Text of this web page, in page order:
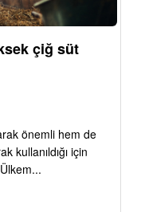
çiğ süt
önemli hem de
kullanıldığı için